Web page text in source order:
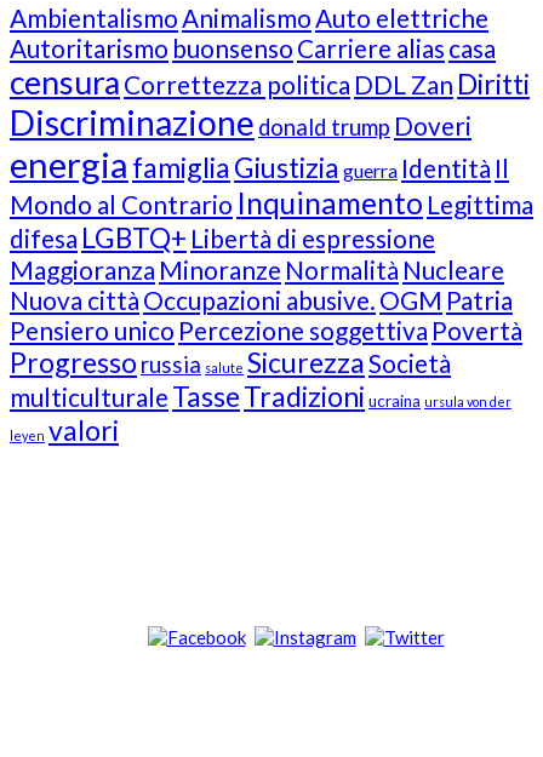
Ambientalismo Animalismo Auto elettriche
Autoritarismo buonsenso Carriere alias casa
censura Correttezza politica DDL Zan Diritti
Discriminazione donald trump Doveri
energia famigliaGiustizia guerra Identità Il
Mondo al Contrario Inquinamento Legittima
difesa LGBTQ+ Libertà di espressione
Maggioranza Minoranze Normalità Nucleare
Nuova città Occupazioni abusive. OGM Patria
Pensiero unico Percezione soggettiva Povertà
Progresso russia salute SicurezzaSocietà
multiculturale TasseTradizioni ucraina ursula von der
leyen valori